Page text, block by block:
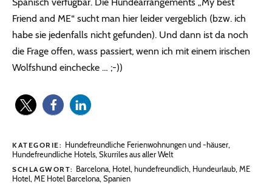
Friend and ME“ sucht man hier leider vergeblich (bzw. ich
habe sie jedenfalls nicht gefunden). Und dann ist da noch
die Frage offen, wass passiert, wenn ich mit einem irischen
Wolfshund einchecke … ;-))
KATEGORIE: Hundefreundliche Ferienwohnungen und -häuser,
Hundefreundliche Hotels, Skurriles aus aller Welt
SCHLAGWORT: Barcelona, Hotel, hundefreundlich, Hundeurlaub, ME
Hotel, ME Hotel Barcelona, Spanien